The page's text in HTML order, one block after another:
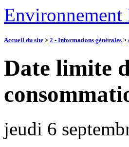
Environnement
Accueil du site > 2 - Informations générales >
Date limite
jeudi 6